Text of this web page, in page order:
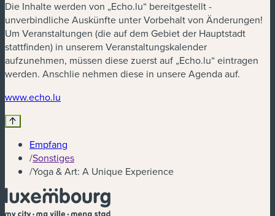
Die Inhalte werden von „Echo.lu“ bereitgestellt -
unverbindliche Auskünfte unter Vorbehalt von Änderungen!
Um Veranstaltungen (die auf dem Gebiet der Hauptstadt
stattfinden) in unserem Veranstaltungskalender
aufzunehmen, müssen diese zuerst auf „Echo.lu“ eintragen
werden. Anschlie nehmen diese in unsere Agenda auf.
www.echo.lu
Empfang
/Sonstiges
/Yoga & Art: A Unique Experience